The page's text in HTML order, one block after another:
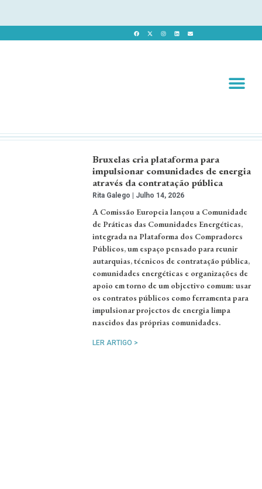
Bruxelas cria plataforma para
impulsionar comunidades de energia
através da contratação pública
Rita Galego Julho 14, 2026
A Comissão Europeia lançou a Comunidade
de Práticas das Comunidades Energéticas,
integrada na Plataforma dos Compradores
Públicos, um espaço pensado para reunir
autarquias, técnicos de contratação pública,
comunidades energéticas e organizações de
apoio em torno de um objectivo comum: usar
os contratos públicos como ferramenta para
impulsionar projectos de energia limpa
nascidos das próprias comunidades.
LER ARTIGO >